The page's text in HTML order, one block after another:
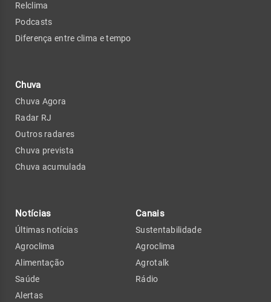
Relclima
Podcasts
Diferença entre clima e tempo
Chuva
Chuva Agora
Radar RJ
Outros radares
Chuva prevista
Chuva acumulada
Notícias
Últimas notícias
Agroclima
Alimentação
Saúde
Alertas
Canais
Sustentabilidade
Agroclima
Agrotalk
Rádio